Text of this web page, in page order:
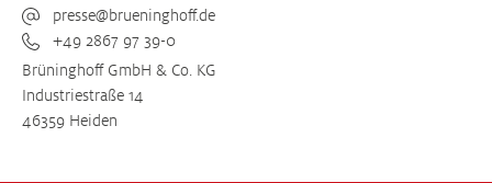
presse@brueninghoff.de
+49 2867 97 39-0
Brüninghoff GmbH & Co. KG
Industriestraße 14
46359 Heiden